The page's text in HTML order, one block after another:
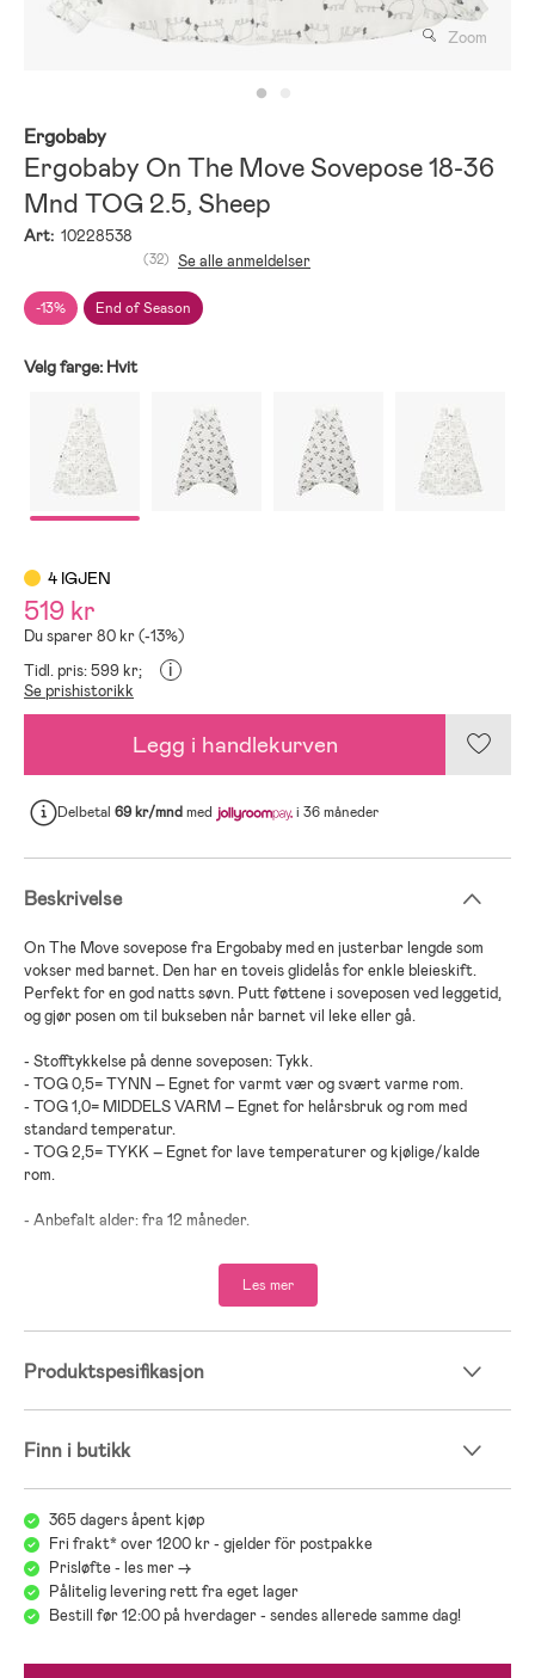
Zoom
Ergobaby
Ergobaby On The Move Sovepose 18-36
Mnd TOG 2.5, Sheep
Art: 10228538
-13% End of Season
(32) Se alle anmeldelser
Velg farge: Hvit
4 IGJEN
519 kr
Du sparer 80 kr (-13%)
Tidl. pris: 599 kr;
i
Se prishistorikk
Legg i handlekurven
Delbetal 69 kr/mndmed i 36 måneder
Beskrivelse
On The Move sovepose fra Ergobaby med en justerbar lengde som
vokser med barnet. Den har en toveis glidelås for enkle bleieskift.
Perfekt for en god natts søvn. Putt føttene i soveposen ved leggetid,
og gjør posen om til bukseben når barnet vil leke eller gå.
- Stofftykkelse på denne soveposen: Tykk.
- TOG 0,5= TYNN – Egnet for varmt vær og svært varme rom.
- TOG 1,0= MIDDELS VARM – Egnet for helårsbruk og rom med
standard temperatur.
- TOG 2,5= TYKK – Egnet for lave temperaturer og kjølige/kalde
rom.
- Anbefalt alder: fra 12 måneder.
Les mer
Produktspesifikasjon
Finn i butikk
365 dagers åpent kjøp
Fri frakt* over 1200 kr - gjelder för postpakke
Prisløfte - les mer ->
Pålitelig levering rett fra eget lager
Bestill før 12:00 på hverdager - sendes allerede samme dag!